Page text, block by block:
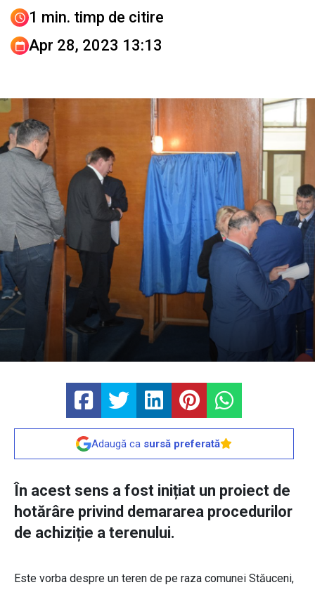
1 min. timp de citire
Apr 28, 2023 13:13
Adaugă ca sursă preferată
În acest sens a fost inițiat un proiect de
hotărâre privind demararea procedurilor
de achiziție a terenului.
Este vorba despre un teren de pe raza comunei Stăuceni,